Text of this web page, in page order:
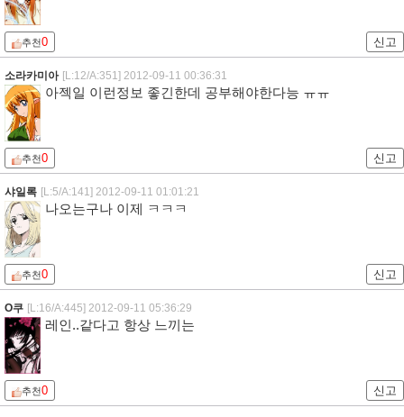
추천0 신고
소라카미아 [L:12/A:351] 2012-09-11 00:36:31
아젝일 이런정보 좋긴한데 공부해야한다능 ㅠㅠ
추천0 신고
샤일록 [L:5/A:141] 2012-09-11 01:01:21
나오는구나 이제 ㅋㅋㅋ
추천0 신고
O쿠 [L:16/A:445] 2012-09-11 05:36:29
레인..같다고 항상 느끼는
추천0 신고